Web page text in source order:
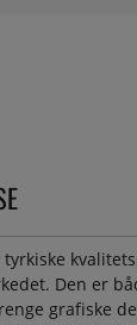
Den er
grafiske